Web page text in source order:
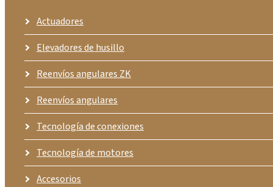
Actuadores
Elevadores de husillo
Reenvíos angulares ZK
Reenvíos angulares
Tecnología de conexiones
Tecnología de motores
Accesorios